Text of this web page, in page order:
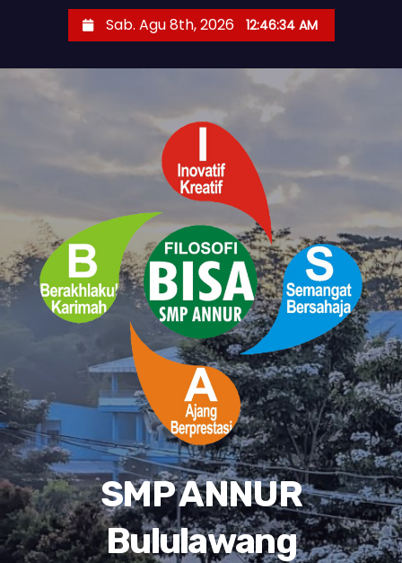
n
e
n
Sab. Agu 8th, 2026 12:46:35 AM
SMP ANNUR
Bululawang